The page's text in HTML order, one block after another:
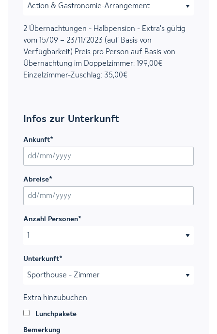
2 Übernachtungen - Halbpension - Extra's gültig
vom 15/09 – 23/11/2023 (auf Basis von
Verfügbarkeit) Preis pro Person auf Basis von
Übernachtung im Doppelzimmer: 199,00€
Einzelzimmer-Zuschlag: 35,00€
Infos zur Unterkunft
Ankunft*
TT Schrägstrich MM Schrägstrich JJJJ
Abreise*
TT Schrägstrich MM Schrägstrich JJJJ
Anzahl Personen*
Unterkunft*
Extra hinzubuchen
Lunchpakete
Bemerkung